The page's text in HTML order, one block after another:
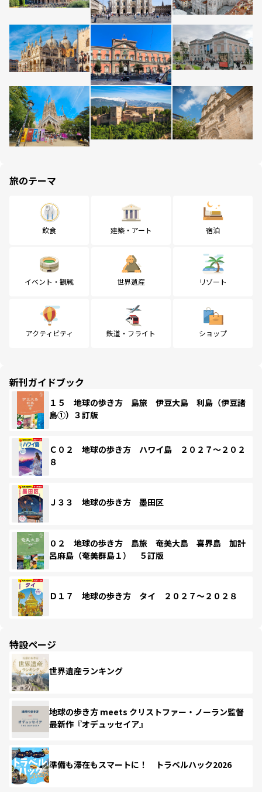
旅のテーマ
飲食 建築・アート 宿泊
イベント・観戦 世界遺産 リゾート
アクティビティ 鉄道・フライト ショップ
新刊ガイドブック
１５ 地球の歩き方 島旅 伊豆大島 利島（伊豆諸
島①）３訂版
Ｃ０２ 地球の歩き方 ハワイ島 ２０２７～２０２
８
Ｊ３３ 地球の歩き方 墨田区
０２ 地球の歩き方 島旅 奄美大島 喜界島 加計
呂麻島（奄美群島１） ５訂版
Ｄ１７ 地球の歩き方 タイ ２０２７～２０２８
特設ページ
世界遺産ランキング
地球の歩き方 meets クリストファー・ノーラン監督
最新作『オデュッセイア』
準備も滞在もスマートに！ トラベルハック2026